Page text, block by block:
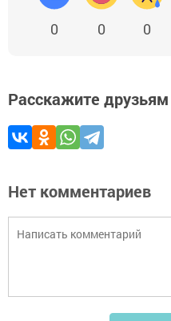
0 0 0
Расскажите друзьям
Нет комментариев